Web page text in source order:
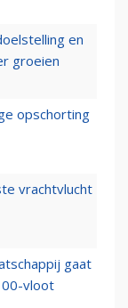
en
groeien
opschorting
vrachtvlucht
gaat
vloot